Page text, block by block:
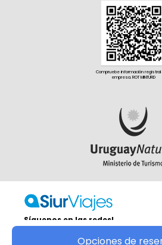
Opciones de
Compruebe información registral
empresa. ROT MINTURD
Síguenos en las redes!